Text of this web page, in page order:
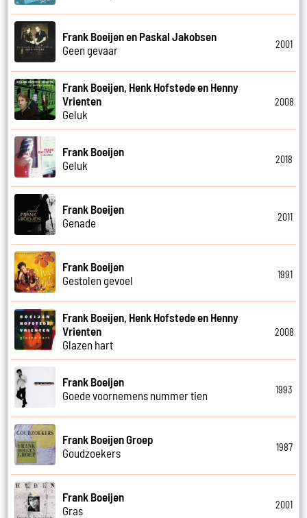
Frank Boeijen en Paskal Jakobsen
Geen gevaar
2001
Frank Boeijen, Henk Hofstede en Henny
Vrienten
Geluk
2008
Frank Boeijen
Geluk
2018
Frank Boeijen
Genade
2011
Frank Boeijen
Gestolen gevoel
1991
Frank Boeijen, Henk Hofstede en Henny
Vrienten
Glazen hart
2008
Frank Boeijen
Goede voornemens nummer tien
1993
Frank Boeijen Groep
Goudzoekers
1987
Frank Boeijen
Gras
2001